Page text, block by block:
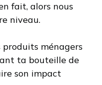
fait, alors nous
niveau.
produits ménagers
ta bouteille de
son impact